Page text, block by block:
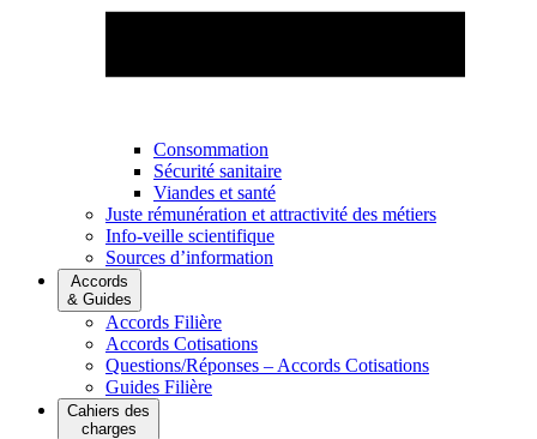
Consommation
Sécurité sanitaire
Viandes et santé
Juste rémunération et attractivité des métiers
Info-veille scientifique
Sources d’information
Accords
& Guides
Accords Filière
Accords Cotisations
Questions/Réponses – Accords Cotisations
Guides Filière
Cahiers des
charges